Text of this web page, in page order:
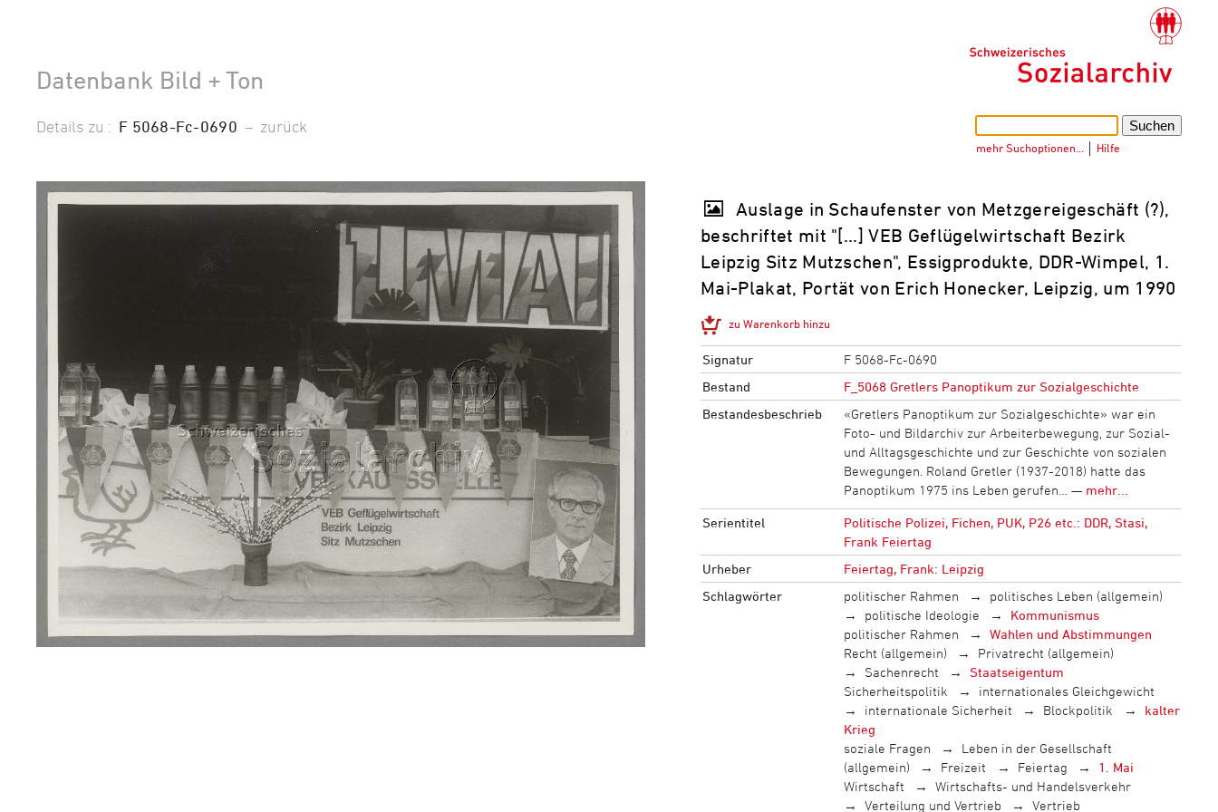
Datenbank Bild + Ton
mehr Suchoptionen… Hilfe
Details zu : F 5068-Fc-0690 – zurück
Auslage in Schaufenster von Metzgereigeschäft (?),
beschriftet mit "[...] VEB Geflügelwirtschaft Bezirk
Leipzig Sitz Mutzschen", Essigprodukte, DDR-Wimpel, 1.
Mai-Plakat, Portät von Erich Honecker, Leipzig, um 1990
zu Warenkorb hinzu
Signatur
F 5068-Fc-0690
Bestand
F_5068 Gretlers Panoptikum zur Sozialgeschichte
Bestandesbeschrieb
«Gretlers Panoptikum zur Sozialgeschichte» war ein
Foto- und Bildarchiv zur Arbeiterbewegung, zur Sozial-
und Alltagsgeschichte und zur Geschichte von sozialen
Bewegungen. Roland Gretler (1937-2018) hatte das
Panoptikum 1975 ins Leben gerufen… — mehr...
Serientitel
Politische Polizei, Fichen, PUK, P26 etc.: DDR, Stasi,
Frank Feiertag
Urheber
Feiertag, Frank: Leipzig
Schlagwörter
politischer Rahmen
politisches Leben (allgemein)
politische Ideologie
Kommunismus
politischer Rahmen
Wahlen und Abstimmungen
Recht (allgemein)
Privatrecht (allgemein)
Sachenrecht
Staatseigentum
Sicherheitspolitik
internationales Gleichgewicht
internationale Sicherheit
Blockpolitik
kalter
Krieg
soziale Fragen
Leben in der Gesellschaft
(allgemein)
Freizeit Feiertag
1. Mai
Wirtschaft
Wirtschafts- und Handelsverkehr
Verteilung und Vertrieb
Vertrieb